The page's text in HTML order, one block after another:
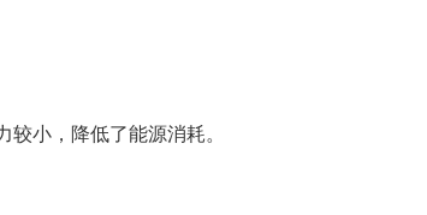
小，降低了能源消耗。